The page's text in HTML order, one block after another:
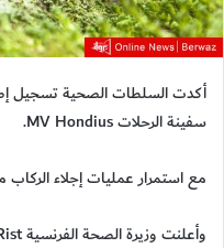
أكدت السلطات الصحية تسجيل
سفينة الرحلات MV Hondius.
مع استمرار عمليات إجلاء